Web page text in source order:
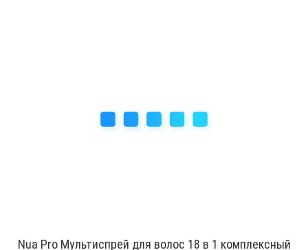
Nua Pro Мультиспрей для волос 18 в 1 комплексный